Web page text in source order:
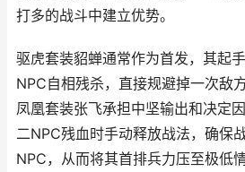
打多的战斗中建立优势。
驱虎套装貂蝉通常作为首发，其起
NPC自相残杀，直接规避掉一次敌
凤凰套装张飞承担中坚输出和决定
二NPC残血时手动释放战法，确保
NPC，从而将其首排兵力压至极低